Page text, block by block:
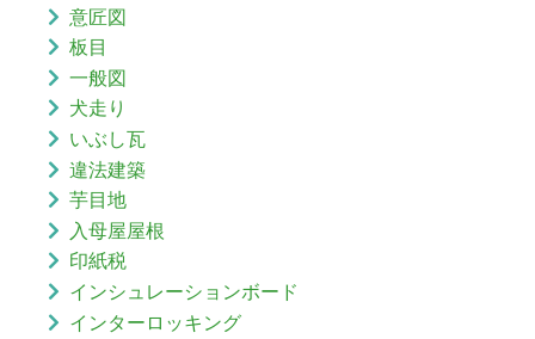
意匠図
板目
一般図
犬走り
いぶし瓦
違法建築
芋目地
入母屋屋根
印紙税
インシュレーションボード
インターロッキング